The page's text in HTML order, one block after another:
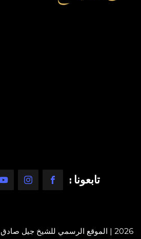
تابعونا :
2026 | الموقع الرسمي للشيخ جيل صادق